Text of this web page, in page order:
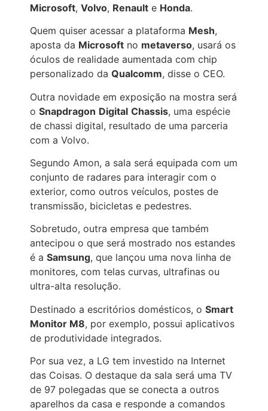
Microsoft, Volvo, Renault e Honda.
Quem quiser acessar a plataforma Mesh,
aposta da Microsoft no metaverso, usará os
óculos de realidade aumentada com chip
personalizado da Qualcomm, disse o CEO.
Outra novidade em exposição na mostra será
o Snapdragon Digital Chassis, uma espécie
de chassi digital, resultado de uma parceria
com a Volvo.
Segundo Amon, a sala será equipada com um
conjunto de radares para interagir com o
exterior, como outros veículos, postes de
transmissão, bicicletas e pedestres.
Sobretudo, outra empresa que também
antecipou o que será mostrado nos estandes
é a Samsung, que lançou uma nova linha de
monitores, com telas curvas, ultrafinas ou
ultra-alta resolução.
Destinado a escritórios domésticos, o Smart
Monitor M8, por exemplo, possui aplicativos
de produtividade integrados.
Por sua vez, a LG tem investido na Internet
das Coisas. O destaque da sala será uma TV
de 97 polegadas que se conecta a outros
aparelhos da casa e responde a comandos